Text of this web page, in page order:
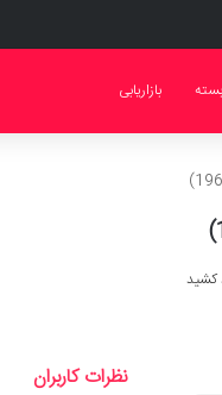
بازاریابی
نظرات کاربران